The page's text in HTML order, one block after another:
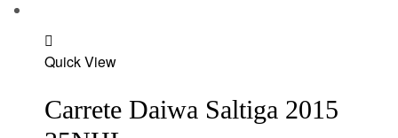
to
Quick View
Carrete Daiwa Saltiga 2015